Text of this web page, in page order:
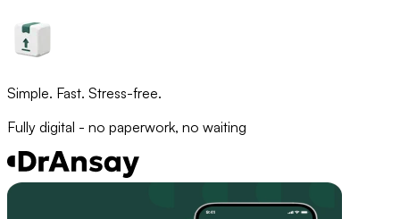
Simple. Fast. Stress-free.
Fully digital - no paperwork, no waiting